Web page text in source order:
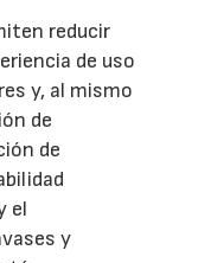
reducir
de uso
y, al mismo
de
de
el
y